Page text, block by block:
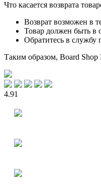
Что касается возврата
Возврат возможен в
Товар должен быть в
Обратитесь в службу
Таким образом, Board Shop
4.91